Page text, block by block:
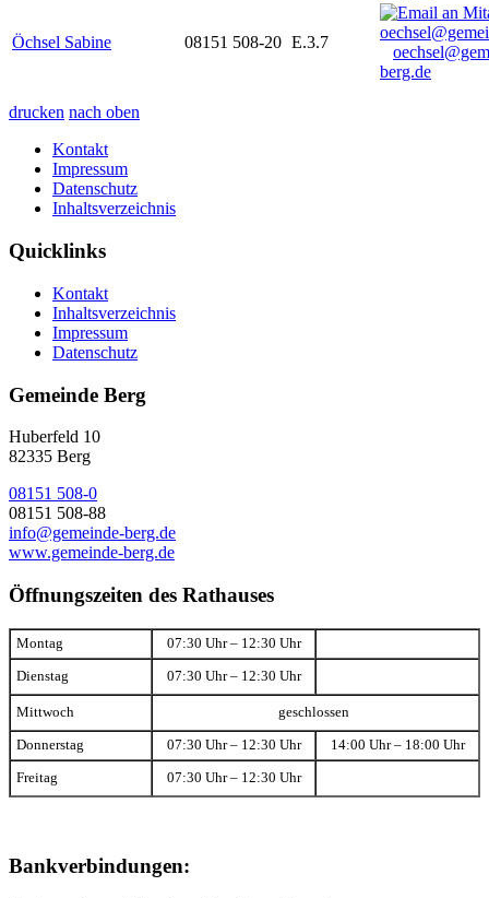
Öchsel Sabine 08151 508-20 E.3.7
berg.de
drucken nach oben
Kontakt
Impressum
Datenschutz
Inhaltsverzeichnis
Quicklinks
Kontakt
Inhaltsverzeichnis
Impressum
Datenschutz
Gemeinde Berg
Huberfeld 10
82335 Berg
08151 508-0
08151 508-88
info@gemeinde-berg.de
www.gemeinde-berg.de
Öffnungszeiten des Rathauses
Montag 07:30 Uhr – 12:30 Uhr
Dienstag 07:30 Uhr – 12:30 Uhr
Mittwoch geschlossen
Donnerstag 07:30 Uhr – 12:30 Uhr 14:00 Uhr – 18:00 Uhr
Freitag 07:30 Uhr – 12:30 Uhr
Bankverbindungen: